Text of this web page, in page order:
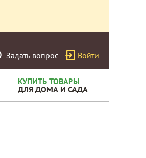
Задать вопрос Войти
КУПИТЬ ТОВАРЫ
ДЛЯ ДОМА И САДА